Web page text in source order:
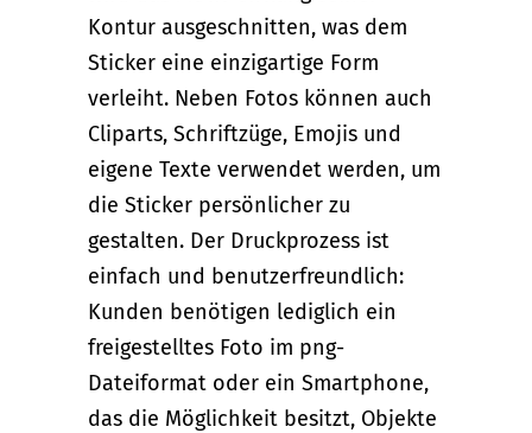
Kontur ausgeschnitten, was dem
Sticker eine einzigartige Form
verleiht. Neben Fotos können auch
Cliparts, Schriftzüge, Emojis und
eigene Texte verwendet werden, um
die Sticker persönlicher zu
gestalten. Der Druckprozess ist
einfach und benutzerfreundlich:
Kunden benötigen lediglich ein
freigestelltes Foto im png-
Dateiformat oder ein Smartphone,
das die Möglichkeit besitzt, Objekte